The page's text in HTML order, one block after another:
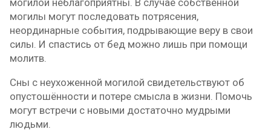
могилой неблагоприятны. В случае собственной
могилы могут последовать потрясения,
неординарные события, подрывающие веру в свои
силы. И спастись от бед можно лишь при помощи
молитв.
Сны с неухоженной могилой свидетельствуют об
опустошённости и потере смысла в жизни. Помочь
могут встречи с новыми достаточно мудрыми
людьми.